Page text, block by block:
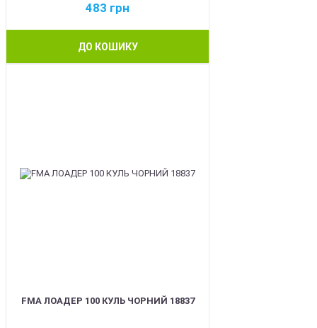
483 грн
ДО КОШИКУ
FMA ЛОАДЕР 100 КУЛЬ ЧОРНИЙ 18837